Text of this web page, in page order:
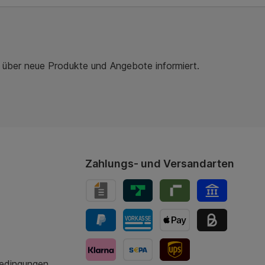
neue Produkte und Angebote informiert.
Zahlungs- und Versandarten